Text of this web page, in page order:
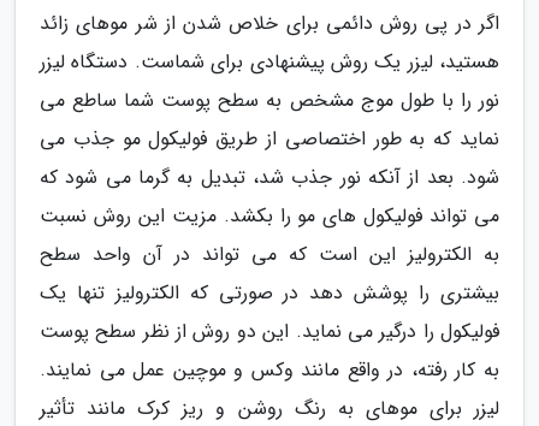
اگر در پی روش دائمی برای خلاص شدن از شر موهای زائد
هستید، لیزر یک روش پیشنهادی برای شماست. دستگاه لیزر
نور را با طول موج مشخص به سطح پوست شما ساطع می
نماید که به طور اختصاصی از طریق فولیکول مو جذب می
شود. بعد از آنکه نور جذب شد، تبدیل به گرما می شود که
می تواند فولیکول های مو را بکشد. مزیت این روش نسبت
به الکترولیز این است که می تواند در آن واحد سطح
بیشتری را پوشش دهد در صورتی که الکترولیز تنها یک
فولیکول را درگیر می نماید. این دو روش از نظر سطح پوست
به کار رفته، در واقع مانند وکس و موچین عمل می نمایند.
لیزر برای موهای به رنگ روشن و ریز کرک مانند تأثیر